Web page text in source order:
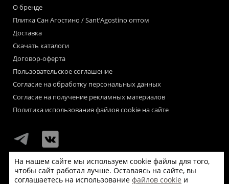
О бренде
Плитка Сан Агостино / Sant’Agostino оптом
Доставка
Скачать каталоги
Договор-оферта
Пользовательское соглашение
Согласие на обработку персональных данных
Согласие на получение рекламных материалов
Политика использования файлов cookie на сайте
Мы используем файлы «cookie» для функционирования сайта.
На нашем сайте мы используем cookie файлы для того,
чтобы сайт работал лучше. Оставаясь на сайте, вы
соглашаетесь на использование файлов cookie и